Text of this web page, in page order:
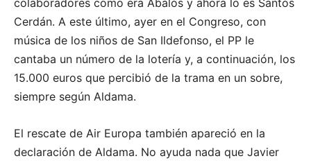
colaboradores como era Ábalos y ahora lo es Santos
Cerdán. A este último, ayer en el Congreso, con
música de los niños de San Ildefonso, el PP le
cantaba un número de la lotería y, a continuación, los
15.000 euros que percibió de la trama en un sobre,
siempre según Aldama.
El rescate de Air Europa también apareció en la
declaración de Aldama. No ayuda nada que Javier